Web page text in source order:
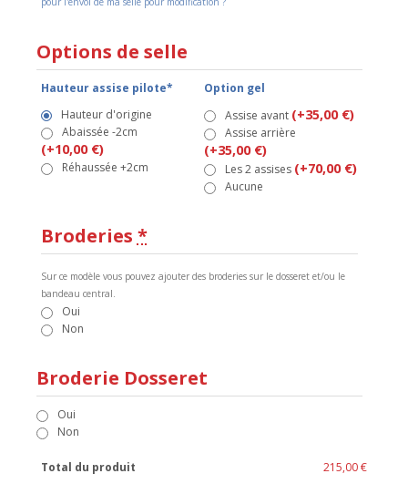
Broderie Dosseret
Oui
Non
Broderies *
Sur ce modèle vous pouvez ajouter des broderies sur le dosseret et/ou le
bandeau central.
Oui
Non
Options de selle
Hauteur assise pilote*
Hauteur d'origine
Abaissée -2cm
(+10,00 €)
Réhaussée +2cm
Option gel
Assise avant (+35,00 €)
Assise arrière
(+35,00 €)
Les 2 assises (+70,00 €)
Aucune
Total du produit
215,00 €